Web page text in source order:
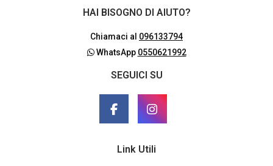
HAI BISOGNO DI AIUTO?
Chiamaci al 096133794
WhatsApp 0550621992
SEGUICI SU
Link Utili